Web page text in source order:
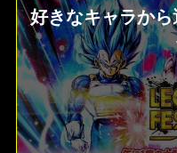
好きなキャラから選ぶチーム編成【パーテ